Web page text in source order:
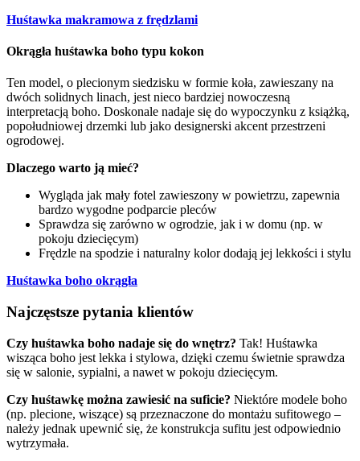
Huśtawka makramowa z frędzlami
Okrągła huśtawka boho typu kokon
Ten model, o plecionym siedzisku w formie koła, zawieszany na
dwóch solidnych linach, jest nieco bardziej nowoczesną
interpretacją boho. Doskonale nadaje się do wypoczynku z książką,
popołudniowej drzemki lub jako designerski akcent przestrzeni
ogrodowej.
Dlaczego warto ją mieć?
Wygląda jak mały fotel zawieszony w powietrzu, zapewnia
bardzo wygodne podparcie pleców
Sprawdza się zarówno w ogrodzie, jak i w domu (np. w
pokoju dziecięcym)
Frędzle na spodzie i naturalny kolor dodają jej lekkości i stylu
Huśtawka boho okrągła
Najczęstsze pytania klientów
Czy huśtawka boho nadaje się do wnętrz? Tak! Huśtawka
wisząca boho jest lekka i stylowa, dzięki czemu świetnie sprawdza
się w salonie, sypialni, a nawet w pokoju dziecięcym.
Czy huśtawkę można zawiesić na suficie? Niektóre modele boho
(np. plecione, wiszące) są przeznaczone do montażu sufitowego –
należy jednak upewnić się, że konstrukcja sufitu jest odpowiednio
wytrzymała.